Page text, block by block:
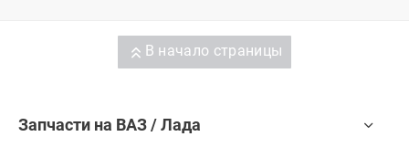
В начало страницы
Запчасти на ВАЗ / Лада